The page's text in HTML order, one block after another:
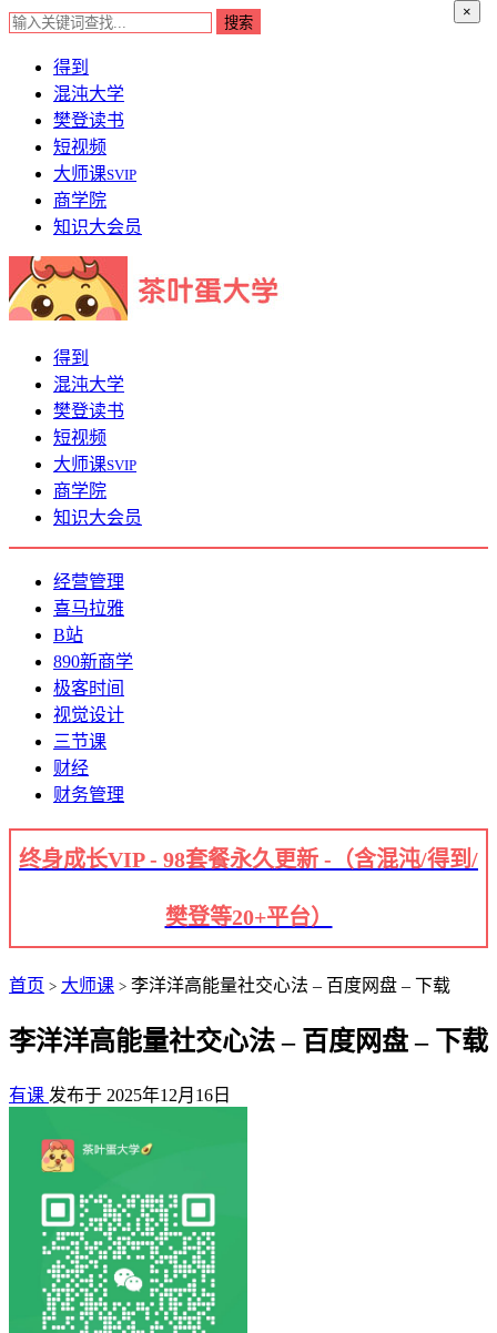
×
得到
混沌大学
樊登读书
短视频
大师课SVIP
商学院
知识大会员
得到
混沌大学
樊登读书
短视频
大师课SVIP
商学院
知识大会员
经营管理
喜马拉雅
B站
890新商学
极客时间
视觉设计
三节课
财经
财务管理
终身成长VIP - 98套餐永久更新 -（含混沌/得到/
樊登等20+平台）
首页 > 大师课 > 李洋洋高能量社交心法 – 百度网盘 – 下载
李洋洋高能量社交心法 – 百度网盘 – 下载
有课 发布于 2025年12月16日